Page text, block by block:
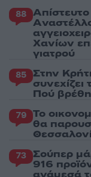
88
Χανίων
γιατρού
85 Στην
συνεχίζει
Πού
79 Το
θα
73 Σούπερ
916